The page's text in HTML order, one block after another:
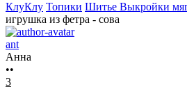
КлуКлу Топики Шитье Выкройки
игрушка из фетра - сова
ant
Анна
••
3